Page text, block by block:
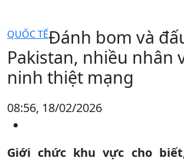
QUỐC TẾĐánh bom và
Pakistan, nhiều nhân
ninh thiệt mạng
08:56, 18/02/2026
Giới chức khu vực cho